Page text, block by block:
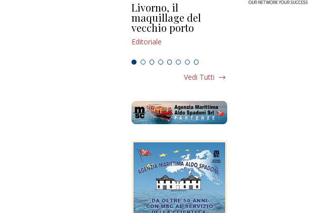
Livorno, il
maquillage del
vecchio porto
Editoriale
L’uscita di scena di
Vedi Tutti